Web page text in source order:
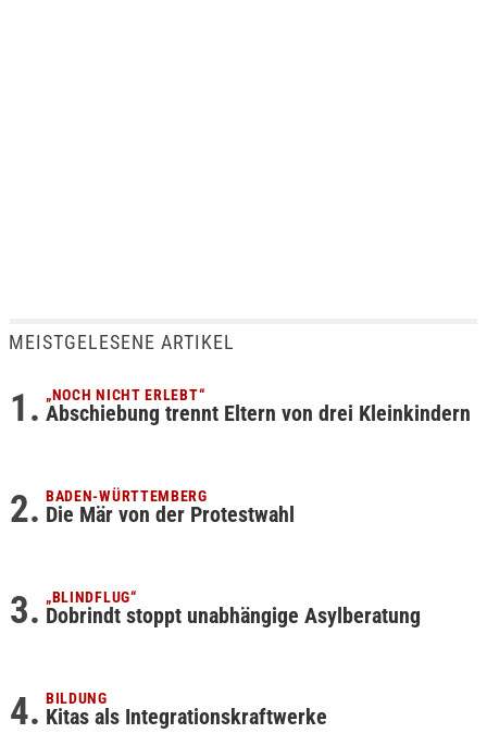
MEISTGELESENE ARTIKEL
„NOCH NICHT ERLEBT“
Abschiebung trennt Eltern von drei Kleinkindern
BADEN-WÜRTTEMBERG
Die Mär von der Protestwahl
„BLINDFLUG“
Dobrindt stoppt unabhängige Asylberatung
BILDUNG
Kitas als Integrationskraftwerke